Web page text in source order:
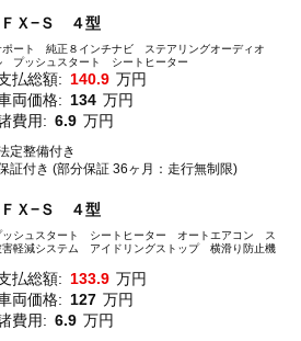
Ｘ−Ｓ ４型
ポート 純正８インチナビ ステアリングオーディオ
プッシュスタート シートヒーター
払総額: 140.9 万円
両価格: 134 万円
費用: 6.9 万円
定整備付き
証付き (部分保証 36ヶ月：走行無制限)
Ｘ−Ｓ ４型
シュスタート シートヒーター オートエアコン ス
軽減システム アイドリングストップ 横滑り防止機
払総額: 133.9 万円
両価格: 127 万円
費用: 6.9 万円